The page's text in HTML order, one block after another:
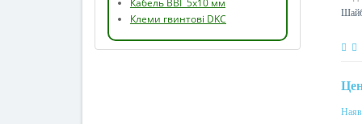
Автомат Хагер 16А
Кабель ВВГ 5х10 мм
Клеми гвинтові DKC